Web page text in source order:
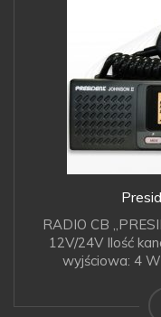
RADIO CB
12V/24V Ilość
wyjściowa: 4